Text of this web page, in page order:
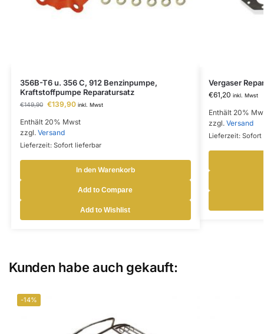
356B-T6 u. 356 C, 912 Benzinpumpe,
Kraftstoffpumpe Reparatursatz
€149,90 €139,90 inkl. Mwst
Enthält 20% Mwst
zzgl. Versand
Lieferzeit: Sofort lieferbar
In den Warenkorb
Add to Compare
Add to Wishlist
Vergaser
€61,20 inkl. Mwst
Enthält 20%
zzgl. Versand
Lieferzeit: Sofort
Kunden habe auch gekauft:
-14%